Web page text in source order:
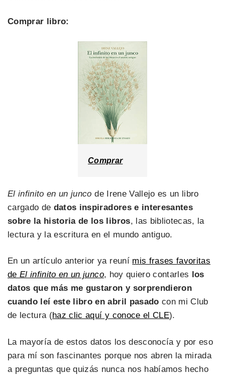
Comprar libro:
Comprar
El infinito en un junco de Irene Vallejo es un libro
cargado de datos inspiradores e interesantes
sobre la historia de los libros, las bibliotecas, la
lectura y la escritura en el mundo antiguo.
En un artículo anterior ya reuní mis frases favoritas
deEl infinito en un junco, hoy quiero contarles
los
datos que más me gustaron y sorprendieron
cuando leí este libro en abril pasado con mi Club
de lectura (haz clic aquí y conoce el CLE).
La mayoría de estos datos los desconocía y por eso
para mí son fascinantes porque nos abren la mirada
a preguntas que quizás nunca nos habíamos hecho